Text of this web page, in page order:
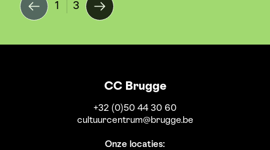
1 3
CC Brugge
+32 (0)50 44 30 60
cultuurcentrum@brugge.be
Onze locaties: